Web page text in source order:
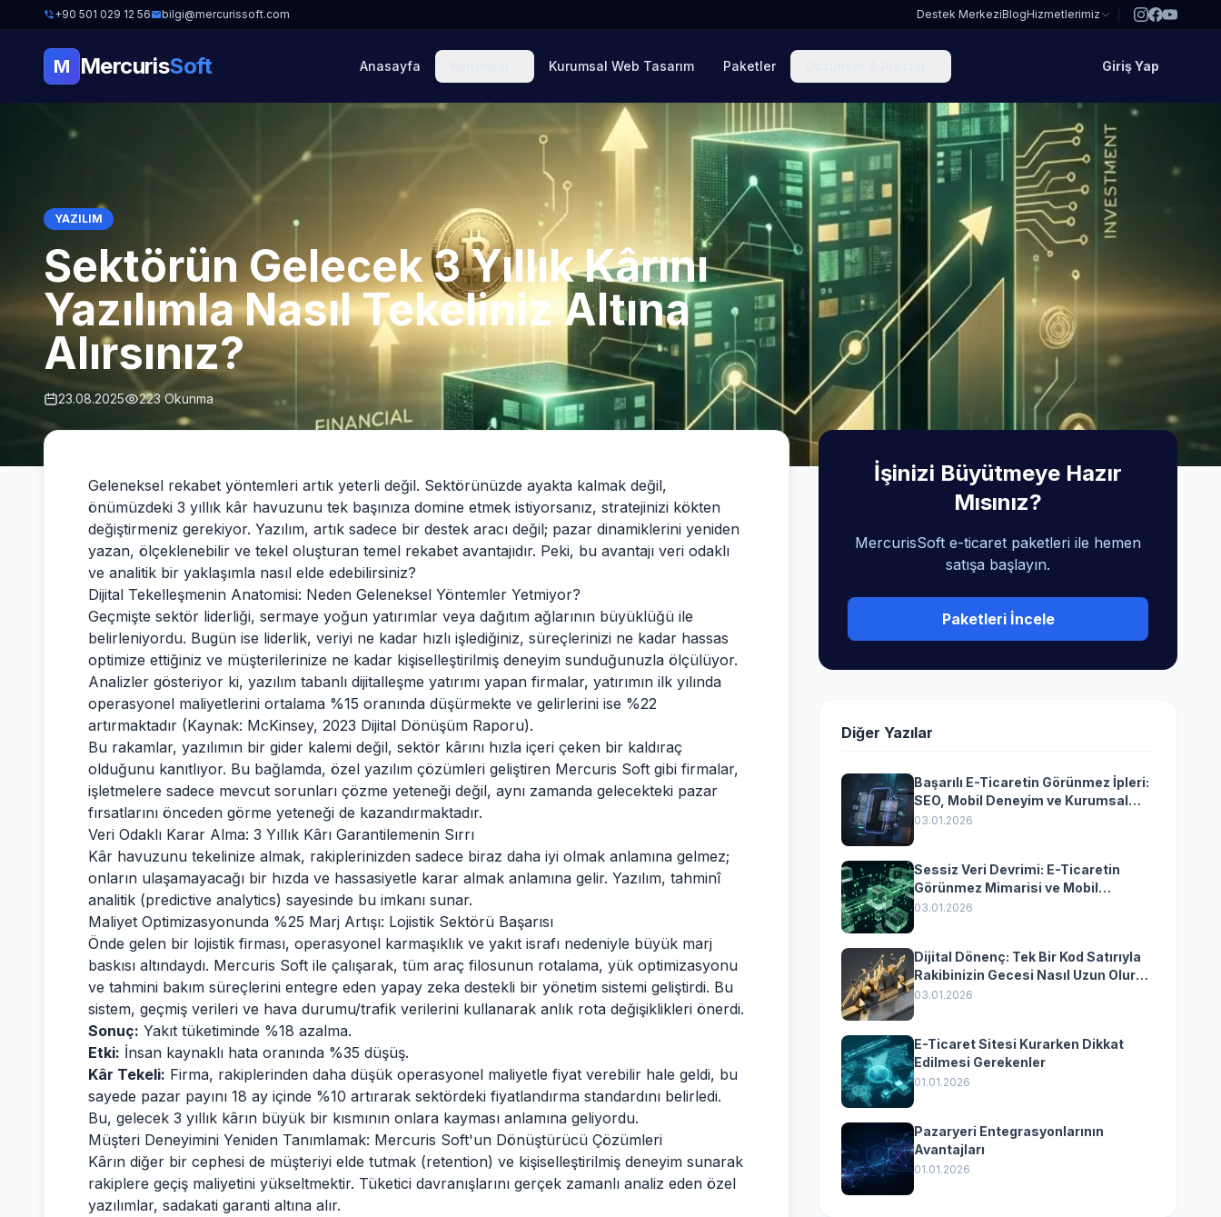
+90 501 029 12 56 bilgi@mercurissoft.com Destek MerkeziBlogHizmetlerimiz
M MercurisSoft Anasayfa Kurumsal Web Tasarım Paketler Giriş Yap
YAZILIM
Sektörün Gelecek 3 Yıllık Kârını
Yazılımla Nasıl Tekeliniz Altına
Alırsınız?
23.08.2025 223 Okunma
Geleneksel rekabet yöntemleri artık yeterli değil. Sektörünüzde ayakta kalmak değil,
önümüzdeki 3 yıllık kâr havuzunu tek başınıza domine etmek istiyorsanız, stratejinizi kökten
değiştirmeniz gerekiyor. Yazılım, artık sadece bir destek aracı değil; pazar dinamiklerini yeniden
yazan, ölçeklenebilir ve tekel oluşturan temel rekabet avantajıdır. Peki, bu avantajı veri odaklı
ve analitik bir yaklaşımla nasıl elde edebilirsiniz?
Dijital Tekelleşmenin Anatomisi: Neden Geleneksel Yöntemler Yetmiyor?
Geçmişte sektör liderliği, sermaye yoğun yatırımlar veya dağıtım ağlarının büyüklüğü ile
belirleniyordu. Bugün ise liderlik, veriyi ne kadar hızlı işlediğiniz, süreçlerinizi ne kadar hassas
optimize ettiğiniz ve müşterilerinize ne kadar kişiselleştirilmiş deneyim sunduğunuzla ölçülüyor.
Analizler gösteriyor ki, yazılım tabanlı dijitalleşme yatırımı yapan firmalar, yatırımın ilk yılında
operasyonel maliyetlerini ortalama %15 oranında düşürmekte ve gelirlerini ise %22
artırmaktadır (Kaynak: McKinsey, 2023 Dijital Dönüşüm Raporu).
Bu rakamlar, yazılımın bir gider kalemi değil, sektör kârını hızla içeri çeken bir kaldıraç
olduğunu kanıtlıyor. Bu bağlamda, özel yazılım çözümleri geliştiren Mercuris Soft gibi firmalar,
işletmelere sadece mevcut sorunları çözme yeteneği değil, aynı zamanda gelecekteki pazar
fırsatlarını önceden görme yeteneği de kazandırmaktadır.
Veri Odaklı Karar Alma: 3 Yıllık Kârı Garantilemenin Sırrı
Kâr havuzunu tekelinize almak, rakiplerinizden sadece biraz daha iyi olmak anlamına gelmez;
onların ulaşamayacağı bir hızda ve hassasiyetle karar almak anlamına gelir. Yazılım, tahminî
analitik (predictive analytics) sayesinde bu imkanı sunar.
Maliyet Optimizasyonunda %25 Marj Artışı: Lojistik Sektörü Başarısı
Önde gelen bir lojistik firması, operasyonel karmaşıklık ve yakıt israfı nedeniyle büyük marj
baskısı altındaydı. Mercuris Soft ile çalışarak, tüm araç filosunun rotalama, yük optimizasyonu
ve tahmini bakım süreçlerini entegre eden yapay zeka destekli bir yönetim sistemi geliştirdi. Bu
sistem, geçmiş verileri ve hava durumu/trafik verilerini kullanarak anlık rota değişiklikleri önerdi.
Sonuç: Yakıt tüketiminde %18 azalma.
Etki: İnsan kaynaklı hata oranında %35 düşüş.
Kâr Tekeli: Firma, rakiplerinden daha düşük operasyonel maliyetle fiyat verebilir hale geldi, bu
sayede pazar payını 18 ay içinde %10 artırarak sektördeki fiyatlandırma standardını belirledi.
Bu, gelecek 3 yıllık kârın büyük bir kısmının onlara kayması anlamına geliyordu.
Müşteri Deneyimini Yeniden Tanımlamak: Mercuris Soft'un Dönüştürücü Çözümleri
Kârın diğer bir cephesi de müşteriyi elde tutmak (retention) ve kişiselleştirilmiş deneyim sunarak
rakiplere geçiş maliyetini yükseltmektir. Tüketici davranışlarını gerçek zamanlı analiz eden özel
yazılımlar, sadakati garanti altına alır.
İşinizi Büyütmeye Hazır
Mısınız?
MercurisSoft e-ticaret paketleri ile hemen
satışa başlayın.
Paketleri İncele
Diğer Yazılar
Başarılı E-Ticaretin Görünmez İpleri:
SEO, Mobil Deneyim ve Kurumsal
Yazılımın Kazandıran
03.01.2026
Sessiz Veri Devrimi: E-Ticaretin
Görünmez Mimarisi ve Mobil
Dönüşümün Kurumsal Anahtarı
03.01.2026
Dijital Dönenç: Tek Bir Kod Satırıyla
Rakibinizin Gecesi Nasıl Uzun Olur?
(Kurumsal Yazılımın Güçlü Rolü)
03.01.2026
E-Ticaret Sitesi Kurarken Dikkat
Edilmesi Gerekenler
01.01.2026
Pazaryeri Entegrasyonlarının
Avantajları
01.01.2026